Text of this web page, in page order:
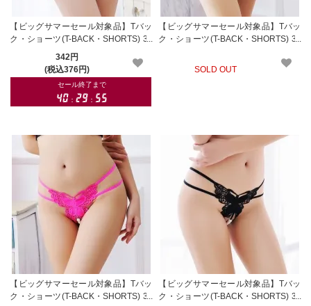
【ビッグサマーセール対象品】Tバッ
ク・ショーツ(T-BACK・SHORTS) 32
342円
(税込376円)
【ビッグサマーセール対象品】Tバッ
ク・ショーツ(T-BACK・SHORTS) 32
SOLD OUT
【ビッグサマーセール対象品】Tバッ
ク・ショーツ(T-BACK・SHORTS) 32
【ビッグサマーセール対象品】Tバッ
ク・ショーツ(T-BACK・SHORTS) 32